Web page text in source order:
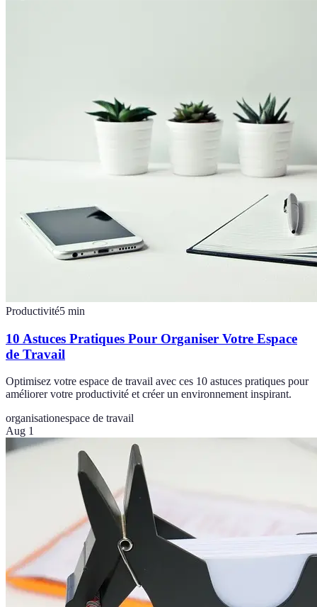
Productivité5 min
10 Astuces Pratiques Pour Organiser Votre Espace
de Travail
Optimisez votre espace de travail avec ces 10 astuces pratiques pour
améliorer votre productivité et créer un environnement inspirant.
organisationespace de travail
Aug 1